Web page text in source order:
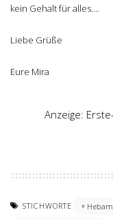
kein Gehalt für alles….
Liebe Grüße
Eure Mira
Anzeige:
STICHWORTE